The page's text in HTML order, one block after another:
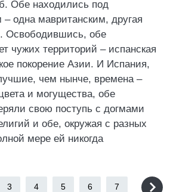
Обе находились под
– одна мавританским, другая
Освободившись, обе
чужих территорий – испанская
покорение Азии. И Испания,
чем нынче, времена –
и могущества, обе
свою поступь с догмами
и обе, окружая с разных
мере ей никогда
3 4 5 6 7